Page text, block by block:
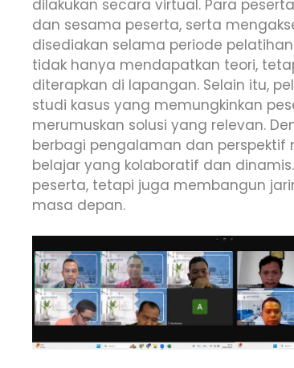
dilakukan secara virtual. Para
dan sesama peserta, serta
disediakan selama periode
tidak hanya mendapatkan teori,
diterapkan di lapangan. Selain itu,
studi kasus yang memungkinkan
merumuskan solusi yang relevan.
berbagi pengalaman dan perspektif
belajar yang kolaboratif dan
peserta, tetapi juga membangun
masa depan.